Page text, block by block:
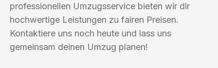
professionellen Umzugsservice bieten wir dir
hochwertige Leistungen zu fairen Preisen.
Kontaktiere uns noch heute und lass uns
gemeinsam deinen Umzug planen!